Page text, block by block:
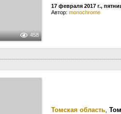
458
17 февраля 2017 г.,
Автор: monochrome
Томская область,